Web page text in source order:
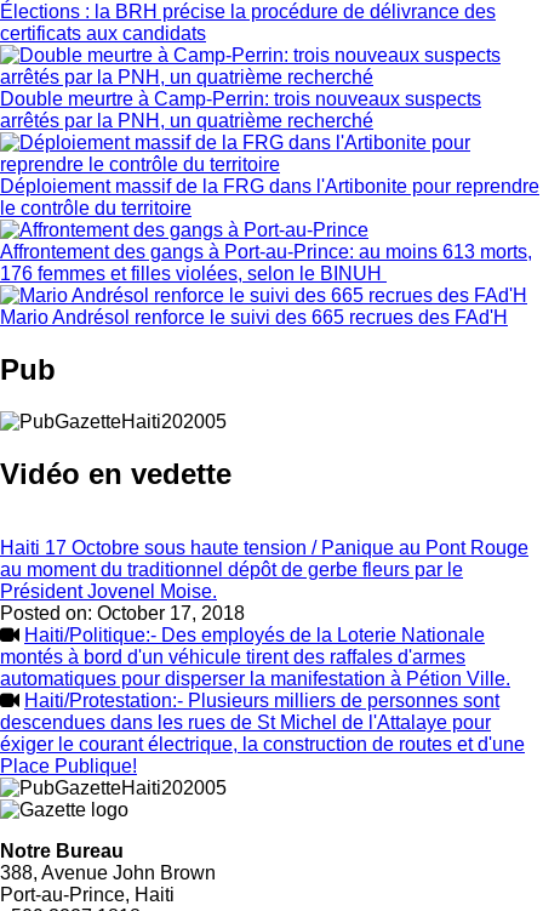
Élections : la BRH précise la procédure de délivrance des
certificats aux candidats
Double meurtre à Camp-Perrin: trois nouveaux suspects
arrêtés par la PNH, un quatrième recherché
Déploiement massif de la FRG dans l'Artibonite pour reprendre
le contrôle du territoire
Affrontement des gangs à Port-au-Prince: au moins 613 morts,
176 femmes et filles violées, selon le BINUH
Mario Andrésol renforce le suivi des 665 recrues des FAd'H
Pub
Vidéo en vedette
Haiti 17 Octobre sous haute tension / Panique au Pont Rouge
au moment du traditionnel dépôt de gerbe fleurs par le
Président Jovenel Moise.
Posted on: October 17, 2018
Haiti/Politique:- Des employés de la Loterie Nationale
montés à bord d'un véhicule tirent des raffales d'armes
automatiques pour disperser la manifestation à Pétion Ville.
Haiti/Protestation:- Plusieurs milliers de personnes sont
descendues dans les rues de St Michel de l'Attalaye pour
éxiger le courant électrique, la construction de routes et d'une
Place Publique!
Notre Bureau
388, Avenue John Brown
Port-au-Prince, Haiti